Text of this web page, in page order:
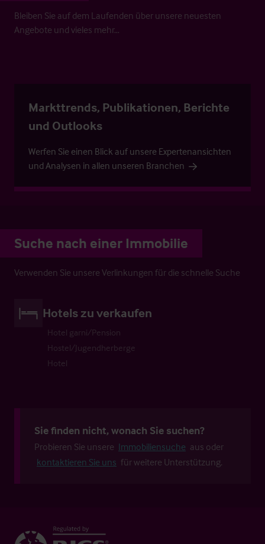
Bleiben Sie auf dem Laufenden über unsere neuesten
Angebote und vieles mehr…
Markttrends, Publikationen, Berichte
und Outlooks
Werfen Sie einen Blick auf unsere Expertenansichten
und Analysen in allen unseren Branchen
Suche nach einer Immobilie
Verwenden Sie unsere Verlinkungen für die schnelle Suche
Hotels zu verkaufen
Hotel garni/Pension
Hostel/Jugendherberge
Hotel
Sie finden nicht, wonach Sie suchen?
Probieren Sie unsere Immobiliensuche aus oder
kontaktieren Sie uns für weitere Unterstützung.